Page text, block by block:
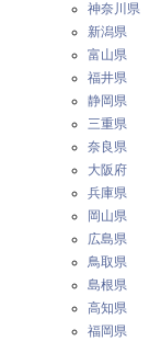
神奈川県
新潟県
富山県
福井県
静岡県
三重県
奈良県
大阪府
兵庫県
岡山県
広島県
鳥取県
島根県
高知県
福岡県